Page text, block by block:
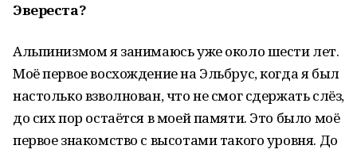
Эвереста?
Альпинизмом я занимаюсь уже около шести лет.
Моё первое восхождение на Эльбрус, когда я был
настолько взволнован, что не смог сдержать слёз,
до сих пор остаётся в моей памяти. Это было моё
первое знакомство с высотами такого уровня. До